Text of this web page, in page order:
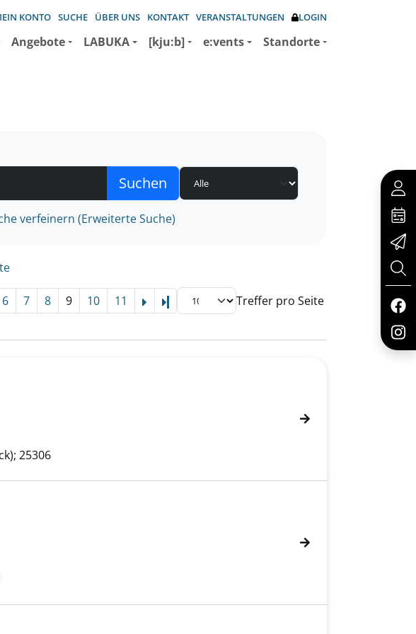
KONTO SUCHE ÜBER UNS KONTAKT VERANSTALTUNGEN LOGIN
Angebote LABUKA [kju:b] e:vents Standorte
verfeinern (Erweiterte Suche)
6 7 8 9 10 11 Letzte Seite Treffer pro Seite
25306